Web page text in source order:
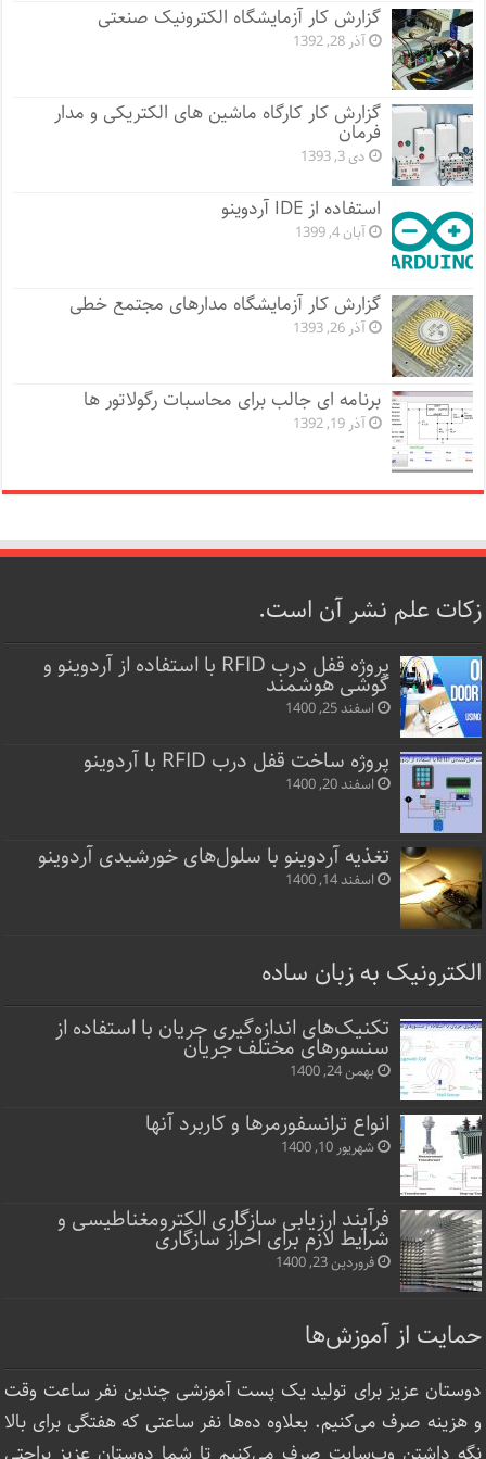
گزارش کار آزمایشگاه الکترونیک صنعتی
آذر 28, 1392
گزارش کار کارگاه ماشین های الکتریکی و مدار
فرمان
دی 3, 1393
استفاده از IDE آردوینو
آبان 4, 1399
گزارش کار آزمایشگاه مدارهای مجتمع خطی
آذر 26, 1393
برنامه ای جالب برای محاسبات رگولاتور ها
آذر 19, 1392
زکات علم نشر آن است.
پروژه قفل‌ درب RFID با استفاده از آردوینو و
گوشی هوشمند
اسفند 25, 1400
پروژه ساخت قفل‌ درب RFID با آردوینو
اسفند 20, 1400
تغذیه آردوینو با سلول‌های خورشیدی آردوینو
اسفند 14, 1400
الکترونیک به زبان ساده
تکنیک‌های اندازه‌گیری جریان با استفاده از
سنسورهای مختلف جریان
بهمن 24, 1400
انواع ترانسفورمرها و کاربرد آنها
شهریور 10, 1400
فرآیند ارزیابی سازگاری الکترومغناطیسی و
شرایط لازم برای احراز سازگاری
فروردین 23, 1400
حمایت از آموزش‌ها
دوستان عزیز برای تولید یک پست آموزشی چندین نفر ساعت‌ وقت
و هزینه صرف می‌کنیم. بعلاوه ده‌ها نفر ساعتی که هفتگی برای بالا